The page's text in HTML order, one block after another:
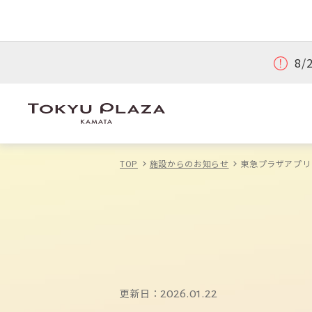
8/
TOP 施設からのお知らせ 東急プラザアプ
更新日：2026.01.22